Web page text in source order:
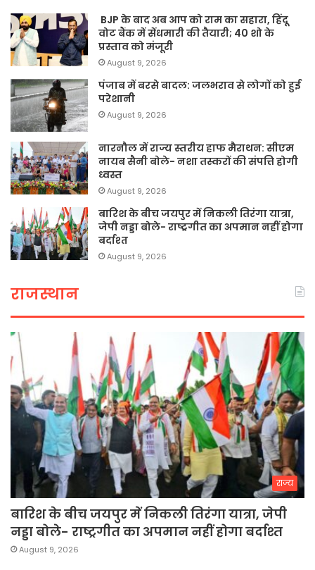
BJP के बाद अब आप को राम का सहारा, हिंदू
वोट बैंक में सेंधमारी की तैयारी; 40 शो के
प्रस्ताव को मंजूरी
August 9, 2026
पंजाब में बरसे बादल: जलभराव से लोगों को हुई
परेशानी
August 9, 2026
नारनौल में राज्य स्तरीय हाफ मैराथन: सीएम
नायब सैनी बोले- नशा तस्करों की संपत्ति होगी
ध्वस्त
August 9, 2026
बारिश के बीच जयपुर में निकली तिरंगा यात्रा,
जेपी नड्डा बोले- राष्ट्रगीत का अपमान नहीं होगा
बर्दाश्त
August 9, 2026
राजस्थान
राज्य
बारिश के बीच जयपुर में निकली तिरंगा यात्रा, जेपी
नड्डा बोले- राष्ट्रगीत का अपमान नहीं होगा बर्दाश्त
August 9, 2026